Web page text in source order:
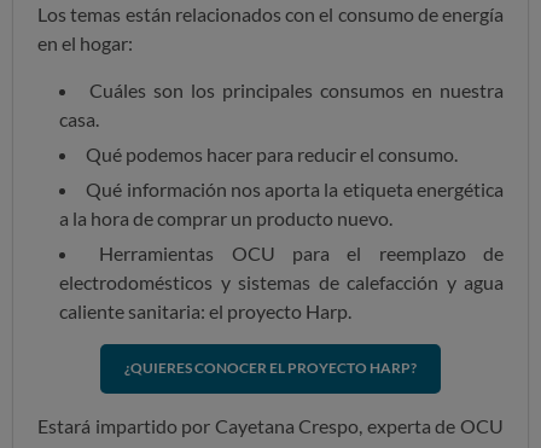
Los temas están relacionados con el consumo de energía
en el hogar:
Cuáles son los principales consumos en nuestra
casa.
Qué podemos hacer para reducir el consumo.
Qué información nos aporta la etiqueta energética
a la hora de comprar un producto nuevo.
Herramientas OCU para el reemplazo de
electrodomésticos y sistemas de calefacción y agua
caliente sanitaria: el proyecto Harp.
¿QUIERES CONOCER EL PROYECTO HARP?
Estará impartido por Cayetana Crespo, experta de OCU